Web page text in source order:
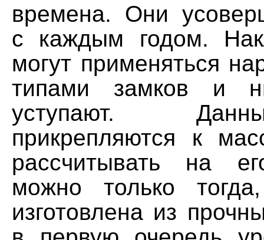
времена. Они
с каждым годом.
могут применяться
типами замков и
уступают.
прикрепляются к
рассчитывать на
можно только
изготовлена из